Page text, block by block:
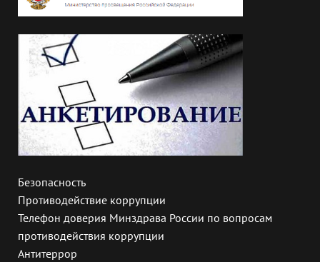
Безопасность
Противодействие коррупции
Телефон доверия Минздрава России по вопросам
противодействия коррупции
Антитеррор